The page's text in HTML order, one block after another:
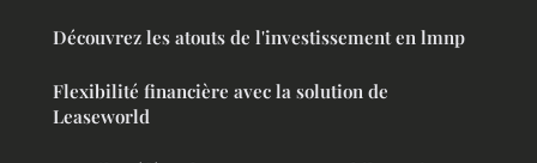
Découvrez les atouts de l'investissement en lmnp
Flexibilité financière avec la solution de
Leaseworld